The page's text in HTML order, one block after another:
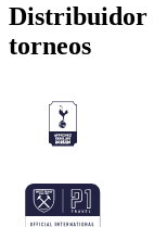
Distribuidor
torneos